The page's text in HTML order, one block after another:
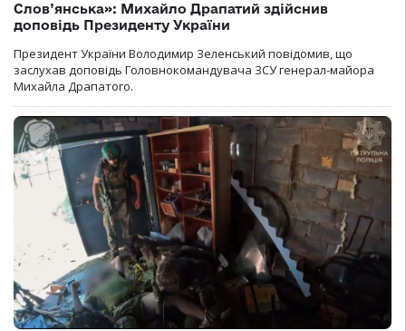
Слов’янська»: Михайло Драпатий здійснив
доповідь Президенту України
Президент України Володимир Зеленський повідомив, що
заслухав доповідь Головнокомандувача ЗСУ генерал-майора
Михайла Драпатого.